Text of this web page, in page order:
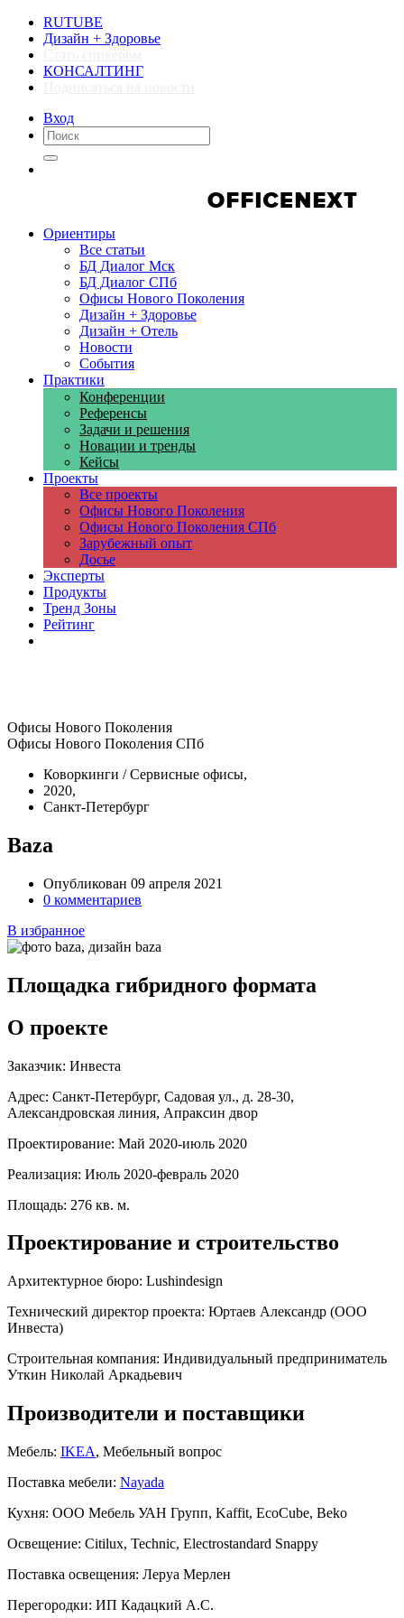
RUTUBE
Дизайн + Здоровье
КОНСАЛТИНГ
Вход
Ориентиры
Все статьи
БД Диалог Мск
БД Диалог СПб
Офисы Нового Поколения
Дизайн + Здоровье
Дизайн + Отель
Новости
События
Практики
Конференции
Референсы
Задачи и решения
Новации и тренды
Кейсы
Проекты
Все проекты
Офисы Нового Поколения
Офисы Нового Поколения СПб
Зарубежный опыт
Досье
Эксперты
Продукты
Тренд Зоны
Рейтинг
Офисы Нового Поколения
Офисы Нового Поколения СПб
Коворкинги / Сервисные офисы,
2020,
Санкт-Петербург
Baza
Опубликован 09 апреля 2021
0 комментариев
В избранное
Площадка гибридного формата
О проекте
Заказчик: Инвеста
Адрес: Санкт-Петербург, Садовая ул., д. 28-30,
Александровская линия, Апраксин двор
Проектирование: Май 2020-июль 2020
Реализация: Июль 2020-февраль 2020
Площадь: 276 кв. м.
Проектирование и строительство
Архитектурное бюро: Lushindesign
Технический директор проекта: Юртаев Александр (ООО
Инвеста)
Строительная компания: Индивидуальный предприниматель
Уткин Николай Аркадьевич
Производители и поставщики
Мебель: IKEA, Мебельный вопрос
Поставка мебели: Nayada
Кухня: ООО Мебель УАН Групп, Kaffit, EcoCube, Beko
Освещение: Citilux, Technic, Electrostandard Snappy
Поставка освещения: Леруа Мерлен
Перегородки: ИП Кадацкий А.С.